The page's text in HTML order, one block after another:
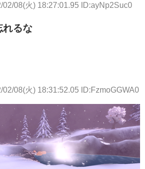
02/08(火) 18:27:01.95 ID:ayNp2Suc0
れるな
02/08(火) 18:31:52.05 ID:FzmoGGWA0